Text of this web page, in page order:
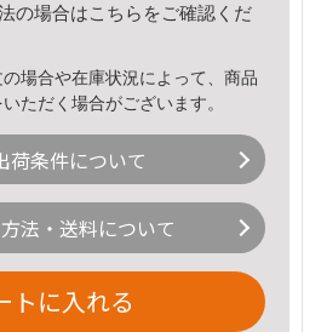
の場合はこちら をご確認くだ
場合や在庫状況によって、商品
ただく場合がございます。
荷条件について
法・送料について
トに入れる